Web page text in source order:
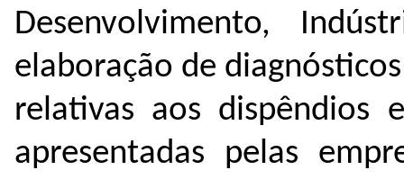
Desenvolvimento,
elaboração de
relativas aos dispêndios
apresentadas pelas